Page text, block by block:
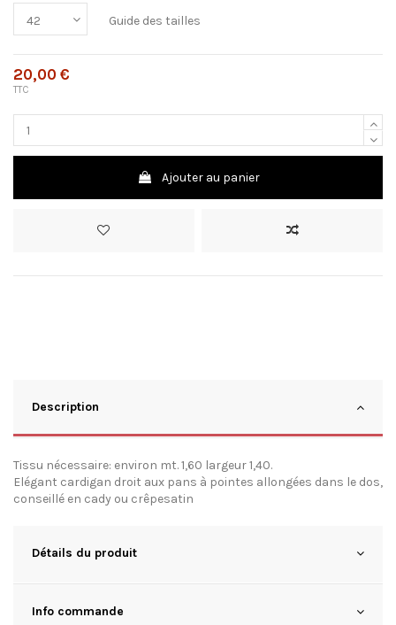
Guide des tailles
20,00 €
TTC
Ajouter au panier
Description
Tissu nécessaire: environ mt. 1,60 largeur 1,40.
Elégant cardigan droit aux pans à pointes allongées dans le dos,
conseillé en cady ou crêpesatin
Détails du produit
Info commande